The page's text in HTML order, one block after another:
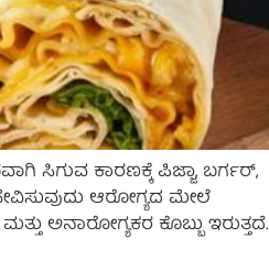
ಸಿಗುವ ಕಾರಣಕ್ಕೆ ಪಿಜ್ಜಾ, ಬರ್ಗರ್,
ಆರೋಗ್ಯದ ಮೇಲೆ
ಅನಾರೋಗ್ಯಕರ ಕೊಬ್ಬು ಇರುತ್ತದೆ.